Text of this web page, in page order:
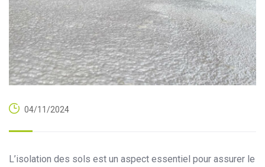
04/11/2024
L’isolation des sols est un aspect essentiel pour assurer le